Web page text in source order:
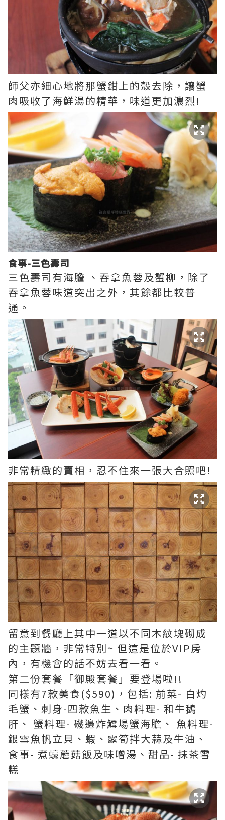
師父亦細心地將那蟹鉗上的殼去除，讓蟹
肉吸收了海鮮湯的精華，味道更加濃烈!
食事-三色壽司
三色壽司有海膽 、吞拿魚蓉及蟹柳，除了
吞拿魚蓉味道突出之外，其餘都比較普
通。
非常精緻的賣相，忍不住來一張大合照吧!
留意到餐廳上其中一道以不同木紋塊砌成
的主題牆，非常特別~ 但這是位於VIP房
內，有機會的話不妨去看一看。
第二份套餐「御殿套餐」要登場啦!!
同樣有7款美食($590)，包括: 前菜- 白灼
毛蟹、刺身-四款魚生、肉料理- 和牛鵝
肝、 蟹料理- 磯邊炸鱈場蟹海膽、 魚料理-
銀雪魚帆立貝、蝦、露筍拌大蒜及牛油、
食事- 煮蠔蘑菇飯及味噌湯、甜品- 抹茶雪
糕